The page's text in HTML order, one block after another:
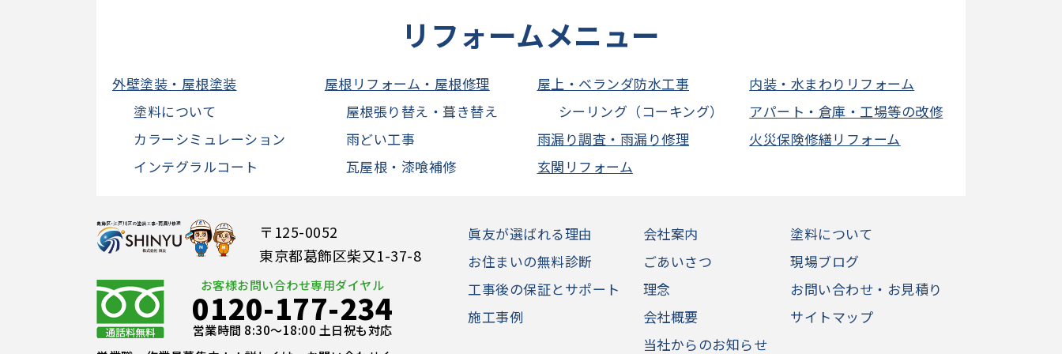
リフォームメニュー
外壁塗装・屋根塗装
塗料について
カラーシミュレーション
インテグラルコート
屋根リフォーム・屋根修理
屋根張り替え・葺き替え
雨どい工事
瓦屋根・漆喰補修
屋上・ベランダ防水工事
シーリング（コーキング）
雨漏り調査・雨漏り修理
玄関リフォーム
内装・水まわりリフォーム
アパート・倉庫・工場等の改修
火災保険修繕リフォーム
〒125-0052
東京都葛飾区柴又1-37-8
お客様お問い合わせ専用ダイヤル
0120-177-234
営業時間 8:30～18:00 土日祝も対応
眞友が選ばれる理由
お住まいの無料診断
工事後の保証とサポート
施工事例
会社案内
ごあいさつ
理念
会社概要
当社からのお知らせ
塗料について
現場ブログ
お問い合わせ・お見積り
サイトマップ